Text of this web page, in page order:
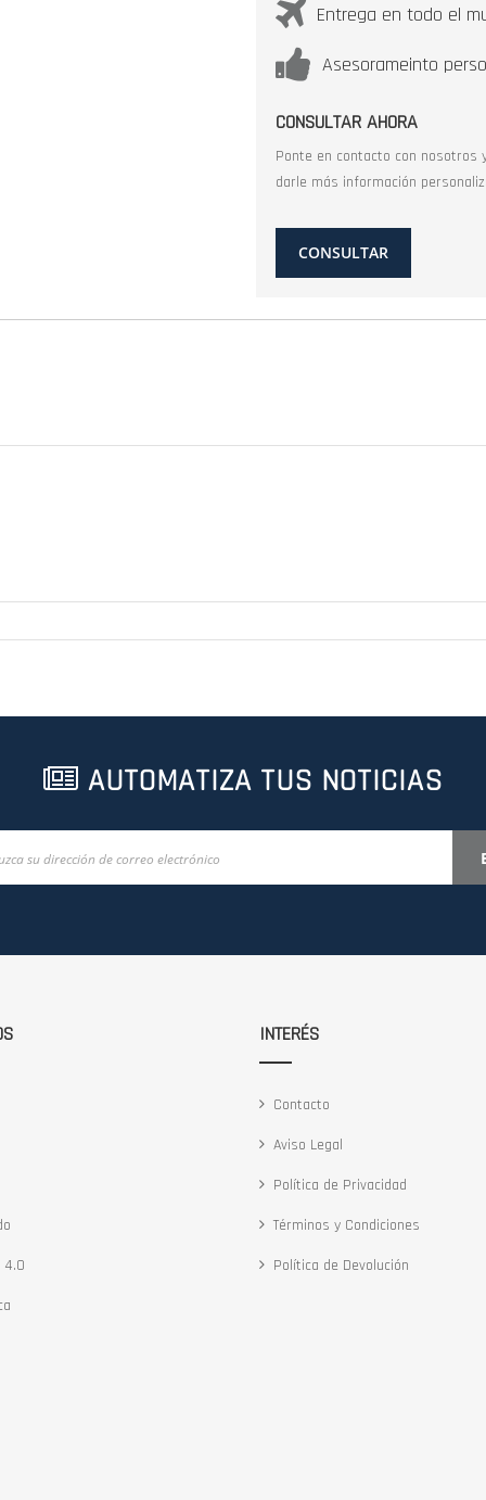
Entrega en todo el
Asesorameinto
CONSULTAR AHORA
Ponte en contacto con nosotros
darle más información
CONSULTAR
AUTOMATIZA TUS NOTICIAS
4.0
INTERÉS
Contacto
Aviso Legal
Política de Privacidad
Términos y Condiciones
Política de Devolución